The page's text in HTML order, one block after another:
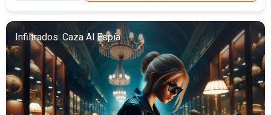
Infiltrados: Caza Al Espía